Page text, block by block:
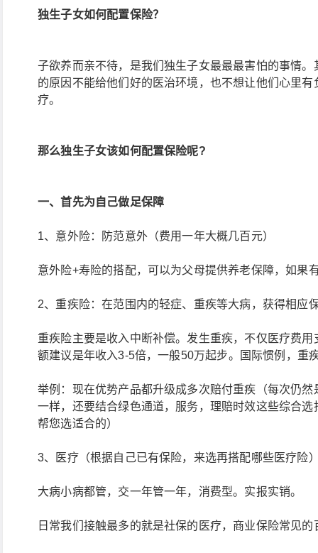
独生子女如何配置保险？
子欲养而亲不待，是我们独生子女最最最害怕的事情
的原因不能给他们好的医治环境，也不想让他们心里
疗。
那么独生子女该如何配置保险呢?
一、首先为自己做足保障
1、意外险：防范意外（费用一年大概几百元）
意外险+寿险的搭配，可以为父母提供养老保障，如果
2、重疾险：在范围内的轻症、重疾等大病，获得相应
重疾险主要是收入中断补偿。发生重疾，不仅医疗费
额建议是年收入3-5倍，一般50万起步。国际惯例，重
举例：现在优势产品都升级成多次赔付重疾（每次仍
一样，还要结合绿色通道，服务，理赔时效这些综合
帮您选适合的）
3、医疗（根据自己已有保险，来选再搭配哪些医疗险
大病小病都管，交一年管一年，消费型。实报实销。
日常我们接触最多的就是社保的医疗，商业保险常见